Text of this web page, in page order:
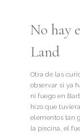
No hay
Land
Otra de las
observar si ya
ni fuego en
hizo que
elementos tan
la piscina, el